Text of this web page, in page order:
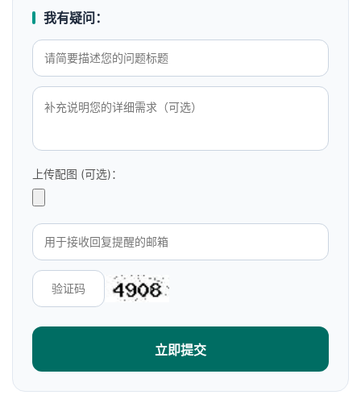
我有疑问：
上传配图 (可选)：
立即提交